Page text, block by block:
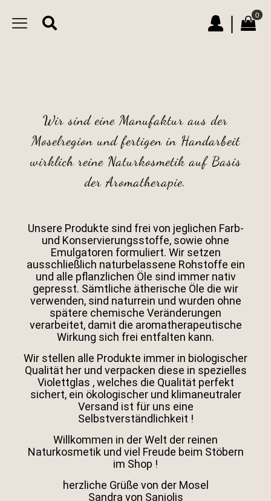
| 0
Wir sind eine Manufaktur aus der
Moselregion und fertigen in Handarbeit
wirklich reine Naturkosmetik auf Basis
der Aromatherapie.
Unsere Produkte sind frei von jeglichen Farb-
und Konservierungsstoffe, sowie ohne
Emulgatoren formuliert. Wir setzen
ausschließlich naturbelassene Rohstoffe ein
und alle pflanzlichen Öle sind immer nativ
gepresst. Sämtliche ätherische Öle die wir
verwenden, sind naturrein und wurden ohne
spätere chemische Veränderungen
verarbeitet, damit die aromatherapeutische
Wirkung sich frei entfalten kann.
Wir stellen alle Produkte immer in biologischer
Qualität her und verpacken diese in spezielles
Violettglas , welches die Qualität perfekt
sichert, ein ökologischer und klimaneutraler
Versand ist für uns eine
Selbstverständlichkeit !
Willkommen in der Welt der reinen
Naturkosmetik und viel Freude beim Stöbern
im Shop !
herzliche Grüße von der Mosel
Sandra von Saniolis